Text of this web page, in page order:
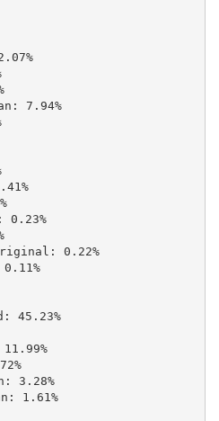
7.94%
0.23%
0.22%
45.23%
3.28%
1.61%